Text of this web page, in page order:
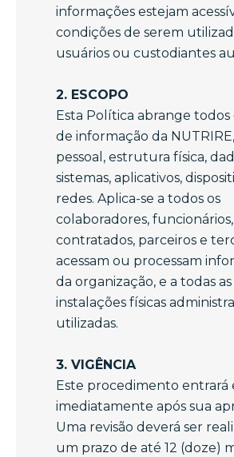
informações estejam
condições de serem
usuários ou custodiantes
2. ESCOPO
Esta Política abrange todos
de informação da
pessoal, estrutura física,
sistemas, aplicativos,
redes. Aplica-se a todos os
colaboradores, funcionários,
contratados, parceiros e
acessam ou processam
da organização, e a todas as
instalações físicas
utilizadas.
3. VIGÊNCIA
Este procedimento entrará
imediatamente após sua
Uma revisão deverá ser
um prazo de até 12 (doze)